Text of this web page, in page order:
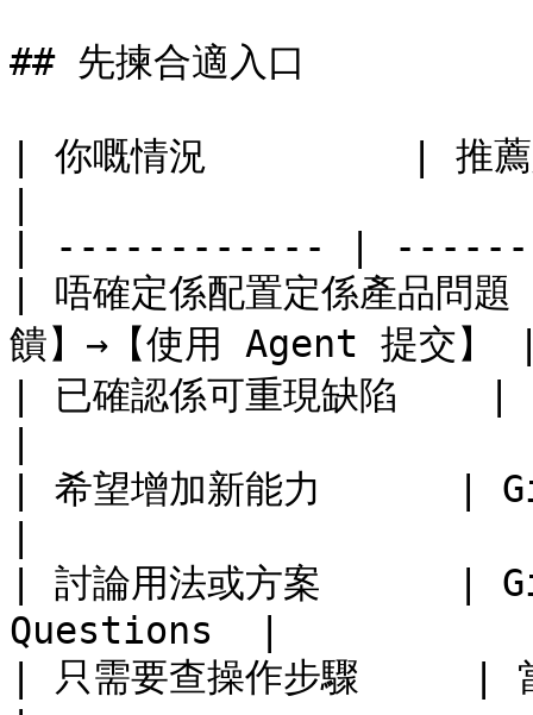
## 先揀合適入口
| 你嘅情況         | 推薦
| ------------ |
| 唔確定係配置定係產品問
饋】→【使用 Agent 提交】
| 已確認係可重現缺陷
| 希望增加新能力      |
| 討論用法或方案      |
Questions  |
| 只需要查操作步驟     |